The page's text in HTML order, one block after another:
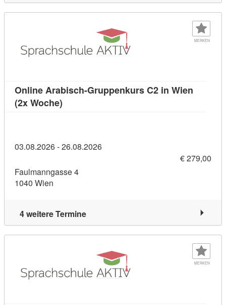
MERKEN
Online Arabisch-Gruppenkurs C2 in Wien
(2x Woche)
03.08.2026 - 26.08.2026
€ 279,00
Faulmanngasse 4
1040 Wien
4 weitere Termine
MERKEN